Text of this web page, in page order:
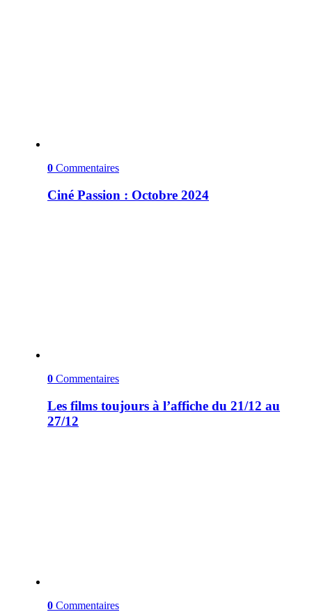
0 Commentaires
Ciné Passion : Octobre 2024
0 Commentaires
Les films toujours à l’affiche du 21/12 au
27/12
0 Commentaires